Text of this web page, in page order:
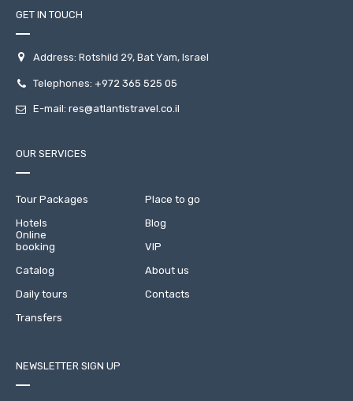
GET IN TOUCH
Address: Rotshild 29, Bat Yam, Israel
Telephones: +972 365 525 05
E-mail: res@atlantistravel.co.il
OUR SERVICES
Tour Packages
Hotels
Online
booking
Catalog
Daily tours
Transfers
Place to go
Blog
VIP
About us
Contacts
NEWSLETTER SIGN UP